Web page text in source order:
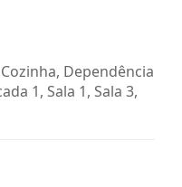
Dependência
1, Sala 1, Sala 3,